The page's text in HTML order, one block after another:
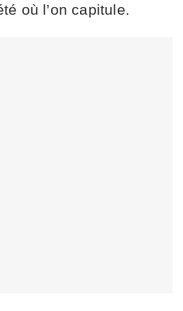
où l’on capitule.